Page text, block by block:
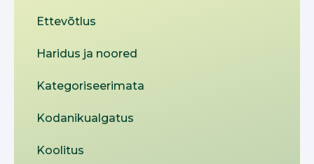
Ettevõtlus
Haridus ja noored
Kategoriseerimata
Kodanikualgatus
Koolitus